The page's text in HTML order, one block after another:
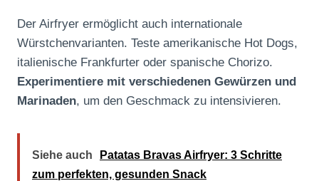
Der Airfryer ermöglicht auch internationale
Würstchenvarianten. Teste amerikanische Hot Dogs,
italienische Frankfurter oder spanische Chorizo.
Experimentiere mit verschiedenen Gewürzen und
Marinaden, um den Geschmack zu intensivieren.
Siehe auch
Patatas Bravas Airfryer: 3 Schritte
zum perfekten, gesunden Snack